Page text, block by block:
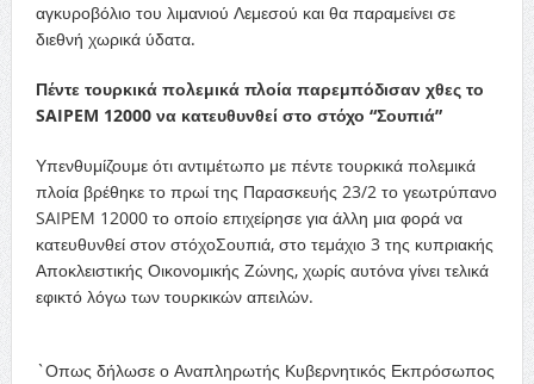
αγκυροβόλιο του λιμανιού Λεμεσού και θα παραμείνει σε
διεθνή χωρικά ύδατα.
Πέντε τουρκικά πολεμικά πλοία παρεμπόδισαν χθες το
SAIPEM 12000 να κατευθυνθεί στο στόχο “Σουπιά”
Υπενθυμίζουμε ότι αντιμέτωπο με πέντε τουρκικά πολεμικά
πλοία βρέθηκε το πρωί της Παρασκευής 23/2 το γεωτρύπανο
SAIPEM 12000 το οποίο επιχείρησε για άλλη μια φορά να
κατευθυνθεί στον στόχοΣουπιά, στο τεμάχιο 3 της κυπριακής
Αποκλειστικής Οικονομικής Ζώνης, χωρίς αυτόνα γίνει τελικά
εφικτό λόγω των τουρκικών απειλών.
`Οπως δήλωσε ο Αναπληρωτής Κυβερνητικός Εκπρόσωπος